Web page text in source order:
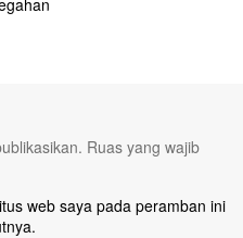
Ruas yang wajib
web saya pada peramban ini